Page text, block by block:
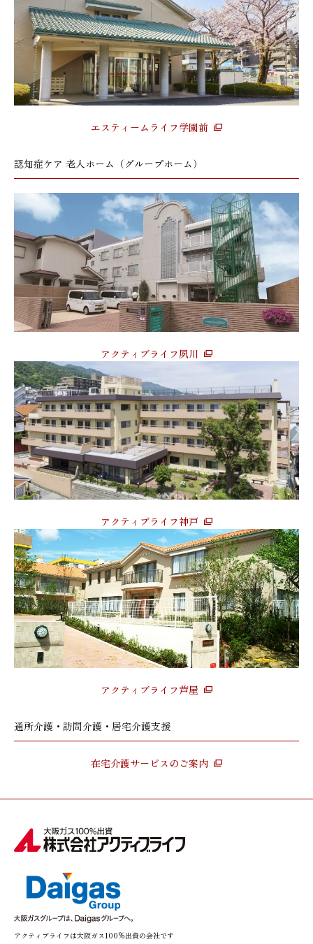
エスティームライフ学園前
認知症ケア 老人ホーム（グループホーム）
アクティブライフ夙川
アクティブライフ神戸
アクティブライフ芦屋
通所介護・訪問介護・居宅介護支援
在宅介護サービスのご案内
アクティブライフは大阪ガス100%出資の会社です